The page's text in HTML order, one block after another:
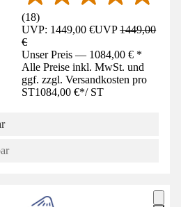
(18)
UVP: 1449,00 €UVP1449,00
€
Unser Preis — 1084,00 € *
Alle Preise inkl. MwSt. und
ggf. zzgl. Versandkosten pro
ST1084,00 €*/ ST